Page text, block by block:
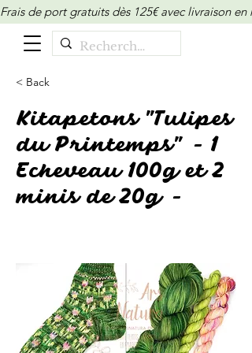
Frais de port gratuits dès 125€ avec livraison
< Back
Kitapetons "Tulipes
du Printemps" - 1
Echeveau 100g et 2
minis de 20g -